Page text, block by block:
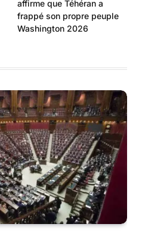
affirme que Téhéran a
frappé son propre peuple
Washington 2026